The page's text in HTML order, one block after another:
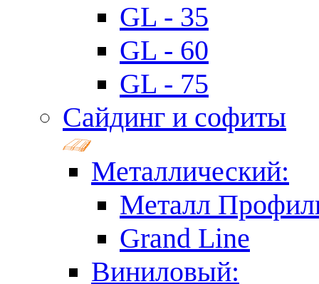
GL - 35
GL - 60
GL - 75
Сайдинг и софиты
Металлический:
Металл
Grand Line
Виниловый: